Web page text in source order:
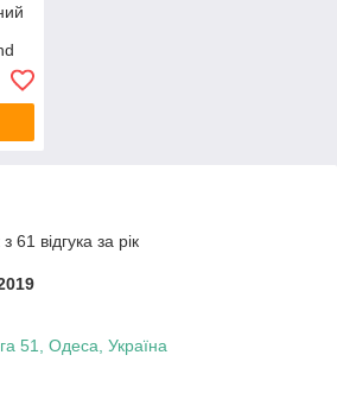
61 відгука за рік
51, Одеса, Україна